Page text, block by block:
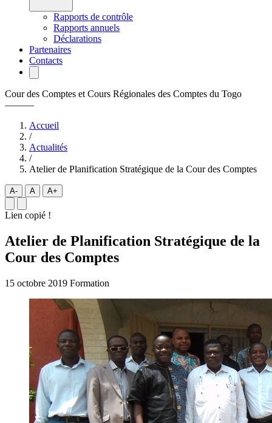
Rapports de contrôle
Rapports annuels
Déclarations
Partenaires
Contacts
Cour des Comptes et Cours Régionales des Comptes du Togo
———
Accueil
/
Actualités
/
Atelier de Planification Stratégique de la Cour des Comptes
A- A A+
Lien copié !
Atelier de Planification Stratégique de la
Cour des Comptes
15 octobre 2019 Formation